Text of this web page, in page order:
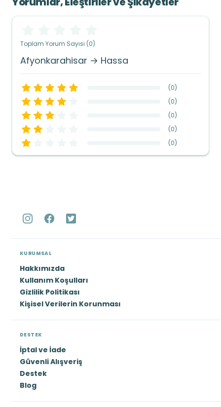
Toplam Yorum Sayısı (0)
Afyonkarahisar → Hassa
(0)
(0)
(0)
(0)
(0)
KURUMSAL
Hakkımızda
Kullanım Koşulları
Gizlilik Politikası
Kişisel Verilerin Korunması
DESTEK
İptal ve İade
Güvenli Alışveriş
Destek
Blog